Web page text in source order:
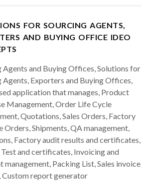
FOR SOURCING AGENTS,
AND BUYING OFFICE IDEO
Agents and Buying Offices, Solutions for
Agents, Exporters and Buying Offices,
application that manages, Product
Management, Order Life Cycle
Quotations, Sales Orders, Factory
Orders, Shipments, QA management,
Factory audit results and certificates,
and certificates, Invoicing and
management, Packing List, Sales invoice,
Custom report generator